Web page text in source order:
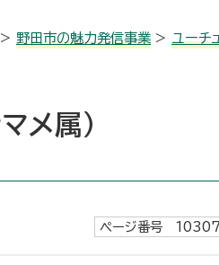
> 野田市の魅力発信事業 > ユーチ
メ属）
ページ番号